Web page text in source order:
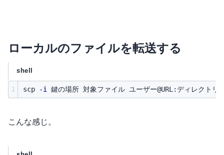
ローカルのファイルを転送する
shell
1 scp -i
こんな感じ。